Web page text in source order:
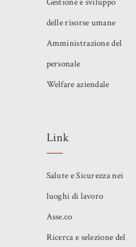
delle risorse umane
Amministrazione del
personale
Welfare aziendale
Link
Salute e Sicurezza nei
luoghi di lavoro
Asse.co
Ricerca e selezione del